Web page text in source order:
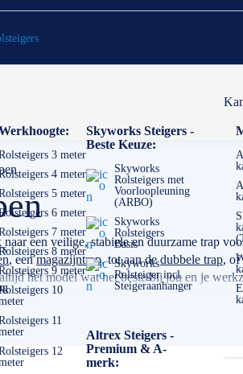
3 meter
4 meter
5 meter
6 meter
7 meter
8 meter
9 meter
10
11
12
Skyworks Steigers -
Beste Keuze:
Skyworks
Rolsteigers met
Voorloopleuning
(ARBO)
Skyworks
Rolsteigers
Basis
Skyworks
Rolsteiger incl.
Steigeraanhanger
Altrex Steigers -
Premium & A-
merk:
een veilige, stabiele en duurzame trap
, eenmagazijntrap, tot aan dedubbele trap, of
het model wat het beste bij jou en je
van alleen topmerken zoals bijvoorbeeld :
zit vooral in stabiliteit, veiligheid,
tot dagelijks professioneel werk.
na welke eisen jij aan een trap stelt. Waar